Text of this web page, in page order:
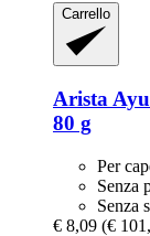
Carrello
Arista
80 g
Per
Senza
Senza
€ 8,09 (€